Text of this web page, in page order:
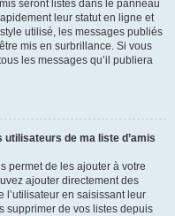
seront listés dans le panneau
leur statut en ligne et
utilisé, les messages publiés
mis en surbrillance. Si vous
les messages qu’il publiera
de ma liste d’amis
permet de les ajouter à votre
ajouter directement des
en saisissant leur
supprimer de vos listes depuis